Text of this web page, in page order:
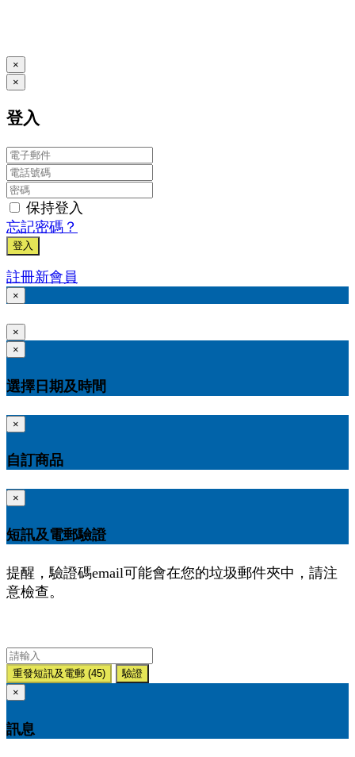
×
×
登入
保持登入
忘記密碼？
登入
註冊新會員
×
×
×
選擇日期及時間
×
自訂商品
×
短訊及電郵驗證
提醒，驗證碼email可能會在您的垃圾郵件夾中，請注
意檢查。
重發短訊及電郵 (45)
驗證
×
訊息